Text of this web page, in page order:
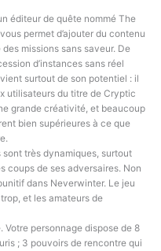
éditeur de quête nommé The
permet d’ajouter du contenu
missions sans saveur. De
d’instances sans réel
surtout de son potentiel : il
utilisateurs du titre de Cryptic
grande créativité, et beaucoup
bien supérieures à ce que
très dynamiques, surtout
coups de ses adversaires. Non
dans Neverwinter. Le jeu
et les amateurs de
Votre personnage dispose de 8
; 3 pouvoirs de rencontre qui